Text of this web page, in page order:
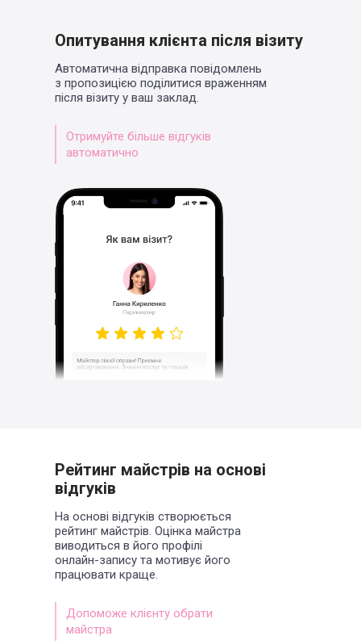
Опитування клієнта після візиту
Автоматична відправка повідомлень
з пропозицією поділитися враженням
після візиту у ваш заклад.
Отримуйте більше відгуків
автоматично
Рейтинг майстрів на основі
відгуків
На основі відгуків створюється
рейтинг майстрів. Оцінка майстра
виводиться в його профілі
онлайн-запису та мотивує його
працювати краще.
Допоможе клієнту обрати
майстра